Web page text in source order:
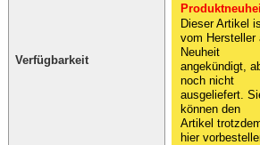
Verfügbarkeit
Dieser Artikel
vom Hersteller
Neuheit
angekündigt,
noch nicht
ausgeliefert.
können den
Artikel
hier